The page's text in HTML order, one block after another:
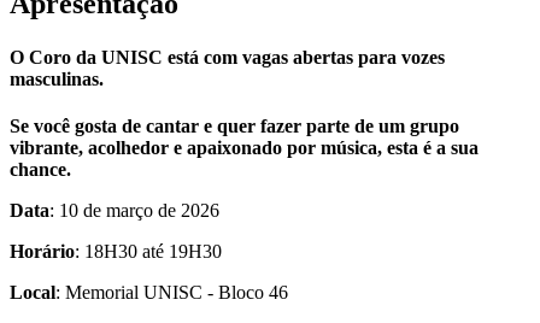
O Coro da UNISC está com vagas abertas para vozes
masculinas.
Se você gosta de cantar e quer fazer parte de um grupo
vibrante, acolhedor e apaixonado por música, esta é a sua
chance.
Data: 10 de março de 2026
Horário: 18H30 até 19H30
Local: Memorial UNISC - Bloco 46